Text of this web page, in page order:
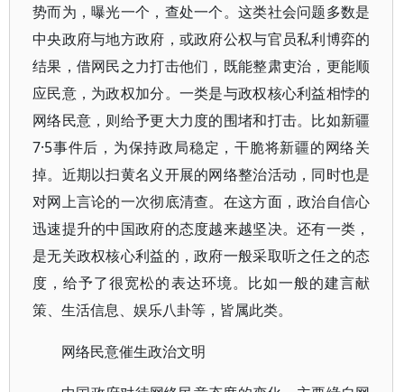
势而为，曝光一个，查处一个。这类社会问题多数是
中央政府与地方政府，或政府公权与官员私利博弈的
结果，借网民之力打击他们，既能整肃吏治，更能顺
应民意，为政权加分。一类是与政权核心利益相悖的
网络民意，则给予更大力度的围堵和打击。比如新疆
7·5事件后，为保持政局稳定，干脆将新疆的网络关
掉。近期以扫黄名义开展的网络整治活动，同时也是
对网上言论的一次彻底清查。在这方面，政治自信心
迅速提升的中国政府的态度越来越坚决。还有一类，
是无关政权核心利益的，政府一般采取听之任之的态
度，给予了很宽松的表达环境。比如一般的建言献
策、生活信息、娱乐八卦等，皆属此类。
网络民意催生政治文明